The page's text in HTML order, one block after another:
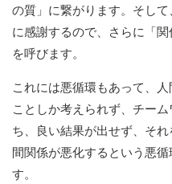
の質」に繋がります。そし
に感謝するので、さらに「
を呼びます。
これには悪循環もあって、
ことしか考えられず、チー
ち、良い結果が出せず、そ
間関係が悪化するという悪
す。